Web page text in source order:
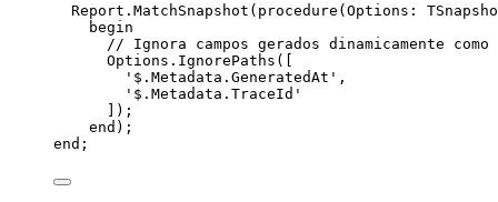
Report.MatchSnapshot(procedure(Options:
begin
// Ignora campos gerados dinamicamente
Options.IgnorePaths([
' $.Metadata.GeneratedAt ' ,
' $.Metadata.TraceId '
]);
end );
end ;